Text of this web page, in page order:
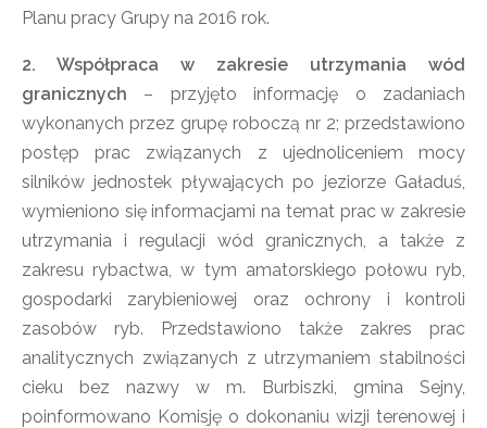
Planu pracy Grupy na 2016 rok.
2. Współpraca w zakresie utrzymania wód
granicznych – przyjęto informację o zadaniach
wykonanych przez grupę roboczą nr 2; przedstawiono
postęp prac związanych z ujednoliceniem mocy
silników jednostek pływających po jeziorze Gaładuś,
wymieniono się informacjami na temat prac w zakresie
utrzymania i regulacji wód granicznych, a także z
zakresu rybactwa, w tym amatorskiego połowu ryb,
gospodarki zarybieniowej oraz ochrony i kontroli
zasobów ryb. Przedstawiono także zakres prac
analitycznych związanych z utrzymaniem stabilności
cieku bez nazwy w m. Burbiszki, gmina Sejny,
poinformowano Komisję o dokonaniu wizji terenowej i